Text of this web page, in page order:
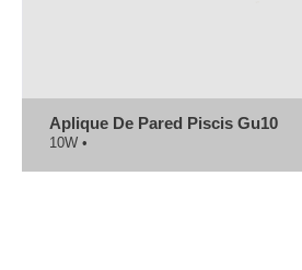
Aplique De Pared Piscis Gu10
10W •